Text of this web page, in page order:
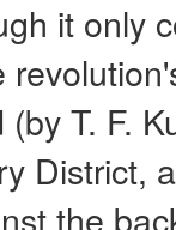
it only
T. F.
District,
the